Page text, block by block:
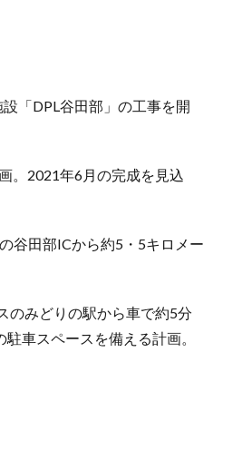
「DPL谷田部」の工事を開
。2021年6月の完成を見込
谷田部ICから約5・5キロメー
のみどりの駅から車で約5分
車スペースを備える計画。